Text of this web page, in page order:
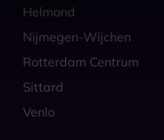
Helmond
Nijmegen-Wijchen
Rotterdam Centrum
Sittard
Venlo